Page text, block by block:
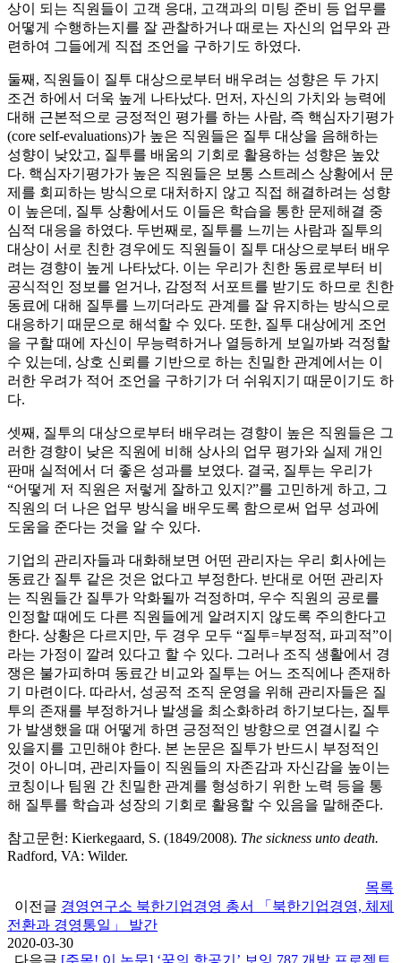
상이 되는 직원들이 고객 응대, 고객과의 미팅 준비 등 업무를
어떻게 수행하는지를 잘 관찰하거나 때로는 자신의 업무와 관
련하여 그들에게 직접 조언을 구하기도 하였다.
둘째, 직원들이 질투 대상으로부터 배우려는 성향은 두 가지
조건 하에서 더욱 높게 나타났다. 먼저, 자신의 가치와 능력에
대해 근본적으로 긍정적인 평가를 하는 사람, 즉 핵심자기평가
(core self-evaluations)가 높은 직원들은 질투 대상을 음해하는
성향이 낮았고, 질투를 배움의 기회로 활용하는 성향은 높았
다. 핵심자기평가가 높은 직원들은 보통 스트레스 상황에서 문
제를 회피하는 방식으로 대처하지 않고 직접 해결하려는 성향
이 높은데, 질투 상황에서도 이들은 학습을 통한 문제해결 중
심적 대응을 하였다. 두번째로, 질투를 느끼는 사람과 질투의
대상이 서로 친한 경우에도 직원들이 질투 대상으로부터 배우
려는 경향이 높게 나타났다. 이는 우리가 친한 동료로부터 비
공식적인 정보를 얻거나, 감정적 서포트를 받기도 하므로 친한
동료에 대해 질투를 느끼더라도 관계를 잘 유지하는 방식으로
대응하기 때문으로 해석할 수 있다. 또한, 질투 대상에게 조언
을 구할 때에 자신이 무능력하거나 열등하게 보일까봐 걱정할
수 있는데, 상호 신뢰를 기반으로 하는 친밀한 관계에서는 이
러한 우려가 적어 조언을 구하기가 더 쉬워지기 때문이기도 하
다.
셋째, 질투의 대상으로부터 배우려는 경향이 높은 직원들은 그
러한 경향이 낮은 직원에 비해 상사의 업무 평가와 실제 개인
판매 실적에서 더 좋은 성과를 보였다. 결국, 질투는 우리가
“어떻게 저 직원은 저렇게 잘하고 있지?”를 고민하게 하고, 그
직원의 더 나은 업무 방식을 배우도록 함으로써 업무 성과에
도움을 준다는 것을 알 수 있다.
기업의 관리자들과 대화해보면 어떤 관리자는 우리 회사에는
동료간 질투 같은 것은 없다고 부정한다. 반대로 어떤 관리자
는 직원들간 질투가 악화될까 걱정하며, 우수 직원의 공로를
인정할 때에도 다른 직원들에게 알려지지 않도록 주의한다고
한다. 상황은 다르지만, 두 경우 모두 “질투=부정적, 파괴적”이
라는 가정이 깔려 있다고 할 수 있다. 그러나 조직 생활에서 경
쟁은 불가피하며 동료간 비교와 질투는 어느 조직에나 존재하
기 마련이다. 따라서, 성공적 조직 운영을 위해 관리자들은 질
투의 존재를 부정하거나 발생을 최소화하려 하기보다는, 질투
가 발생했을 때 어떻게 하면 긍정적인 방향으로 연결시킬 수
있을지를 고민해야 한다. 본 논문은 질투가 반드시 부정적인
것이 아니며, 관리자들이 직원들의 자존감과 자신감을 높이는
코칭이나 팀원 간 친밀한 관계를 형성하기 위한 노력 등을 통
해 질투를 학습과 성장의 기회로 활용할 수 있음을 말해준다.
참고문헌: Kierkegaard, S. (1849/2008). The sickness unto death.
Radford, VA: Wilder.
목록
이전글 경영연구소 북한기업경영 총서 「북한기업경영, 체제
전환과 경영통일」 발간
2020-03-30